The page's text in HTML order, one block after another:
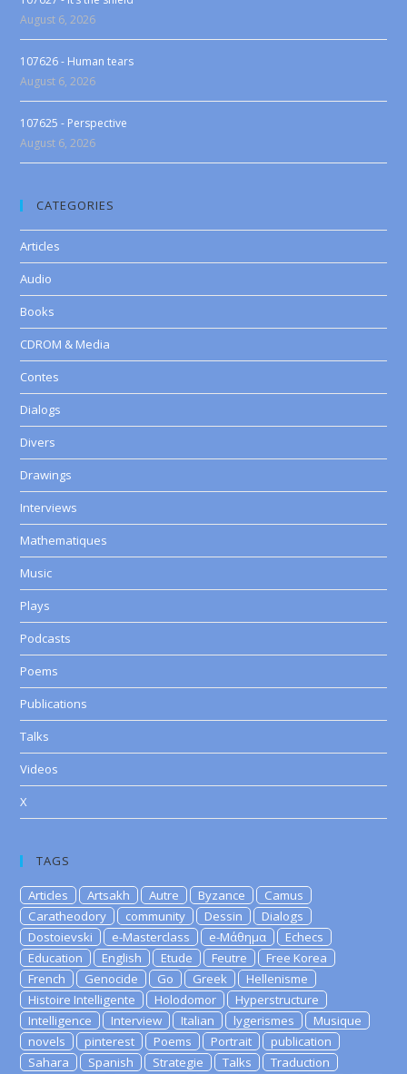
August 6, 2026
107626 - Human tears
August 6, 2026
107625 - Perspective
August 6, 2026
CATEGORIES
Articles
Audio
Books
CDROM & Media
Contes
Dialogs
Divers
Drawings
Interviews
Mathematiques
Music
Plays
Podcasts
Poems
Publications
Talks
Videos
X
TAGS
Articles Artsakh Autre Byzance
Camus
Caratheodory
community Dessin
Dialogs
Dostoievski
e-Masterclass e-Μάθημα
Echecs
Education
English Etude Feutre
Free Korea
French
Genocide Go Greek
Hellenisme
Histoire Intelligente
Holodomor
Hyperstructure
Intelligence
Interview Italian lygerismes
Musique
novels
pinterest Poems Portrait
publication
Sahara
Spanish Strategie Talks
Traduction